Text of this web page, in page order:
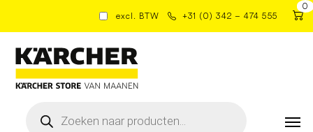
excl. BTW +31 (0) 342 – 474 555
0
zoeken